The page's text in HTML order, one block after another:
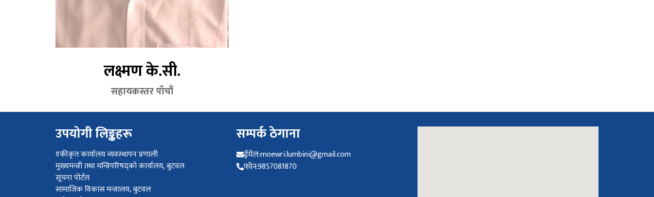
लक्ष्मण के.सी.
सहायकस्तर पाँचौं
उपयोगी लिङ्कहरू
एकीकृत कार्यालय व्यवस्थापन प्रणाली
मुख्यमन्त्री तथा मन्त्रिपरिषद्को कार्यालय, बुटवल
सूचना पोर्टल
सामाजिक विकास मन्त्रालय, बुटवल
सम्पर्क ठेगाना
ईमेल:moewri.lumbini@gmail.com
फोन:9857081870